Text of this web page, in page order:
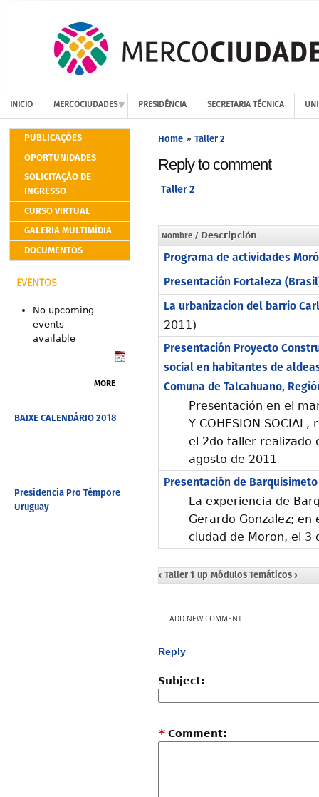
INICIO MERCOCIUDADES PRESIDÊNCIA SECRETARIA TÉCNICA
PUBLICAÇÕES
OPORTUNIDADES
SOLICITAÇÃO DE
INGRESSO
CURSO VIRTUAL
GALERIA MULTIMÍDIA
DOCUMENTOS
EVENTOS
No upcoming
events
available
MORE
BAIXE CALENDÁRIO 2018
Presidencia Pro Témpore
Uruguay
Home » Taller 2
Reply to comment
Taller 2
Nombre / Descripción
Programa de actividades
Presentación Fortaleza
La urbanizacion del barrio
2011)
Presentación Proyecto
social en habitantes de
Comuna de Talcahuano,
Presentación en el
Y COHESION
el 2do taller realizado
agosto de 2011
Presentación de Barquisimeto
La experiencia de
Gerardo Gonzalez; en
ciudad de Moron, el 3
‹ Taller 1 up Módulos Temáticos ›
ADD NEW COMMENT
Reply
Subject:
Comment:
*